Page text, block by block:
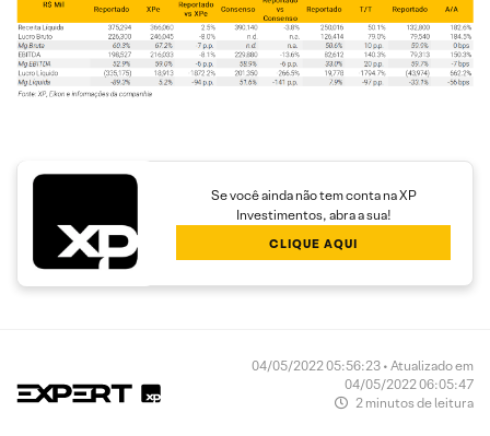
Se você ainda não tem conta na XP
Investimentos, abra a sua!
CLIQUE AQUI
04/05/2022 05:56:23 • Atualizado em
04/05/2022 06:05:47
2 minutos de leitura